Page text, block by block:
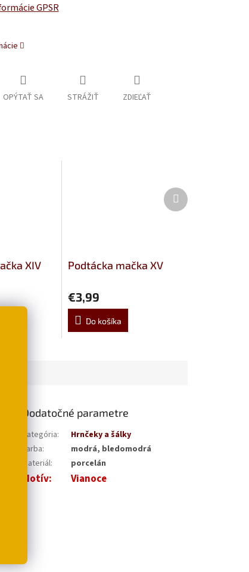
GPSR
OPÝTAŤ SA STRÁŽIŤ ZDIEĽAŤ
XIV Podtácka mačka XV
€3,99
Do košíka
Ďalší
produkt
Dodatočné parametre
Kategória:
Hrnčeky a šálky
Farba:
modrá, bledomodrá
Materiál: porcelán
Motív: Vianoce